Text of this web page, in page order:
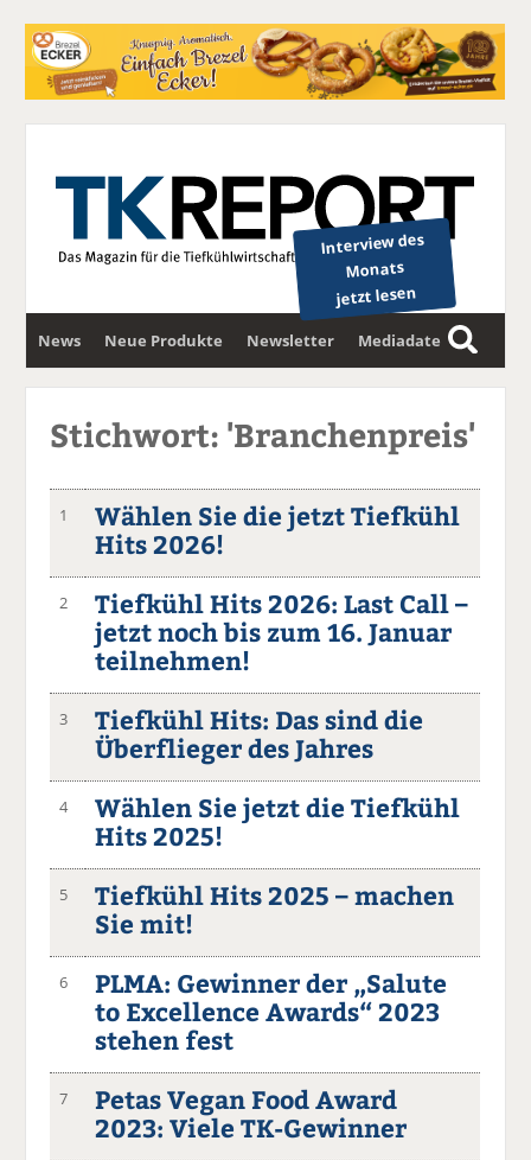
Interview des
Monats
jetzt lesen
News Neue Produkte Newsletter Mediadaten
S
u
c
h
Stichwort: 'Branchenpreis'
1
Wählen Sie die jetzt Tiefkühl
Hits 2026!
2
Tiefkühl Hits 2026: Last Call –
jetzt noch bis zum 16. Januar
teilnehmen!
3
Tiefkühl Hits: Das sind die
Überflieger des Jahres
4
Wählen Sie jetzt die Tiefkühl
Hits 2025!
5
Tiefkühl Hits 2025 – machen
Sie mit!
6
PLMA: Gewinner der „Salute
to Excellence Awards“ 2023
stehen fest
7
Petas Vegan Food Award
2023: Viele TK-Gewinner